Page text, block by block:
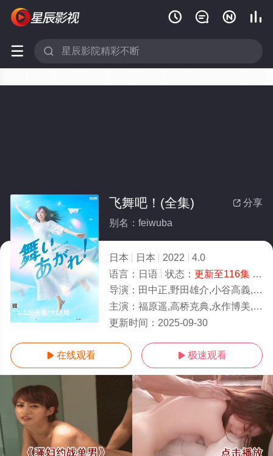
   
 
1-126全集/大结局
 分享
飞舞吧！(全集)
别名：feiwuba
日本 日本 2022
4.0
语言： 日语 状态： 更新至116集- 免费在线观看
导演： 田中正,野田雄介,小谷高義,大嶋慧介
主演： 福原遥,高桥克典,永作博美,横山裕,高畑淳子,目黑莲,
更新时间： 2025-09-30
 在线观看  极速观看